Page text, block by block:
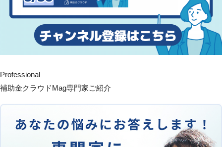
Professional
補助金クラウドMag専門家ご紹介